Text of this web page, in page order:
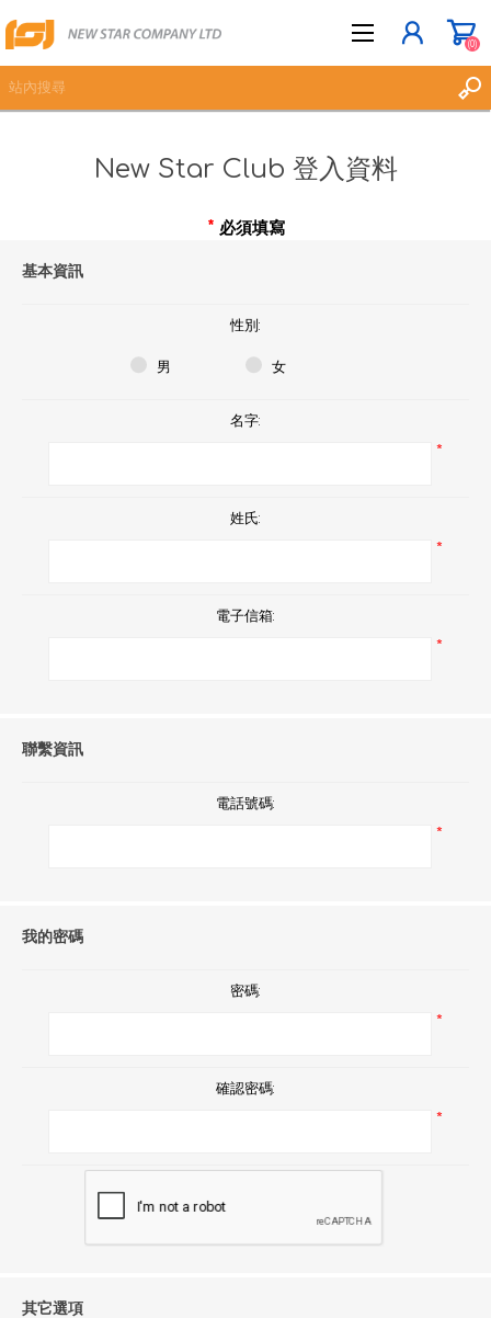
立即登記
(0)
New Star Club 登入資料
* 必須填寫
基本資訊
性別:
男 女
名字:
*
姓氏:
*
電子信箱:
*
聯繫資訊
電話號碼:
*
我的密碼
密碼:
*
確認密碼:
*
其它選項